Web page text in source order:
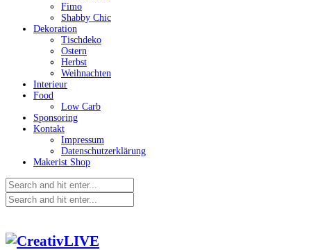
Fimo
Shabby Chic
Dekoration
Tischdeko
Ostern
Herbst
Weihnachten
Interieur
Food
Low Carb
Sponsoring
Kontakt
Impressum
Datenschutzerklärung
Makerist Shop